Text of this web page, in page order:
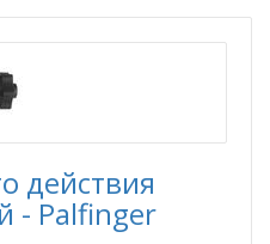
действия
- Palfinger